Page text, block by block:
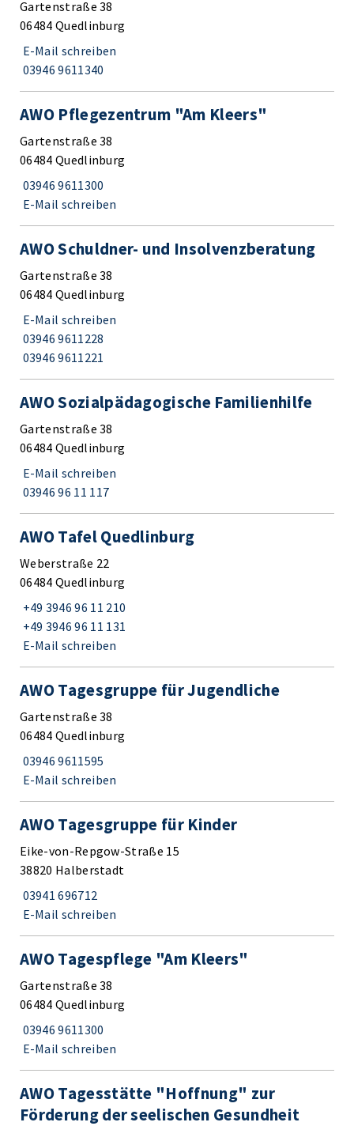
Gartenstraße 38
06484 Quedlinburg
E-Mail schreiben
03946 9611340
AWO Pflegezentrum "Am Kleers"
Gartenstraße 38
06484 Quedlinburg
03946 9611300
E-Mail schreiben
AWO Schuldner- und Insolvenzberatung
Gartenstraße 38
06484 Quedlinburg
E-Mail schreiben
03946 9611228
03946 9611221
AWO Sozialpädagogische Familienhilfe
Gartenstraße 38
06484 Quedlinburg
E-Mail schreiben
03946 96 11 117
AWO Tafel Quedlinburg
Weberstraße 22
06484 Quedlinburg
+49 3946 96 11 210
+49 3946 96 11 131
E-Mail schreiben
AWO Tagesgruppe für Jugendliche
Gartenstraße 38
06484 Quedlinburg
03946 9611595
E-Mail schreiben
AWO Tagesgruppe für Kinder
Eike-von-Repgow-Straße 15
38820 Halberstadt
03941 696712
E-Mail schreiben
AWO Tagespflege "Am Kleers"
Gartenstraße 38
06484 Quedlinburg
03946 9611300
E-Mail schreiben
AWO Tagesstätte "Hoffnung" zur
Förderung der seelischen Gesundheit